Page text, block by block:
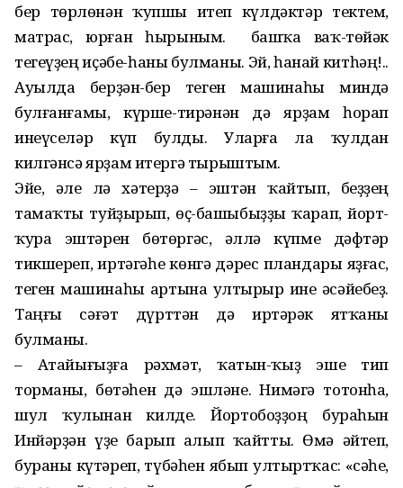
бер төрлөнән ҡупшы итеп күлдәктәр тектем,
матрас, юрған һырыным. Ә башҡа ваҡ-төйәк
тегеүҙең иҫәбе-һаны булманы. Эй, һанай китһәң!..
Ауылда берҙән-бер теген машинаһы миндә
булғанғамы, күрше-тирәнән дә ярҙам һорап
инеүселәр күп булды. Уларға ла ҡулдан
килгәнсә ярҙам итергә тырыштым.
Эйе, әле лә хәтерҙә – эштән ҡайтып, беҙҙең
тамаҡты туйҙырып, өҫ-башыбыҙҙы ҡарап, йорт-
ҡура эштәрен бөтөргәс, әллә күпме дәф­тәр
тикшереп, иртәгәһе көнгә дәрес пландары яҙғас,
теген машинаһы артына ултырыр ине әсәйебеҙ.
Таңғы сәғәт дүрттән дә иртәрәк ятҡаны
булманы.
– Атайығыҙға рәхмәт, ҡатын-ҡыҙ эше тип
торманы, бөтәһен дә эшләне. Нимәгә тотонһа,
шул ҡулынан килде. Йортобоҙҙоң бу­раһын
Инйәрҙән үҙе барып алып ҡайтты. Өмә әйтеп,
бураны күтә­реп, түбәһен ябып ултыртҡас: «Әсәһе,